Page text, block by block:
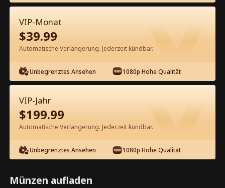
Episode 55 - Verliebt in Dr. Baby
Daddy! Kompletter Film
0-49 50-85
55 56 58 59
VIP-Monat
$39.99
Automatische Verlängerung. Jederzeit kündbar.
Unbegrenztes Ansehen 1080p Hohe Qualität
VIP-Jahr
$199.99
Automatische Verlängerung. Jederzeit kündbar.
Unbegrenztes Ansehen 1080p Hohe Qualität
Münzen aufladen